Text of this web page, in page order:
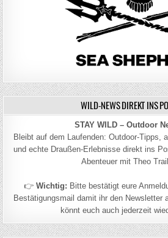
WILD-NEWS DIREKT INS
STAY WILD – Outdoor
Bleibt auf dem Laufenden: Outdoor-Tipps,
und echte Draußen-Erlebnisse direkt ins
Abenteuer mit Theo
👉 Wichtig: Bitte bestätigt eure
Bestätigungsmail damit ihr den Newsletter
könnt euch auch jederzeit